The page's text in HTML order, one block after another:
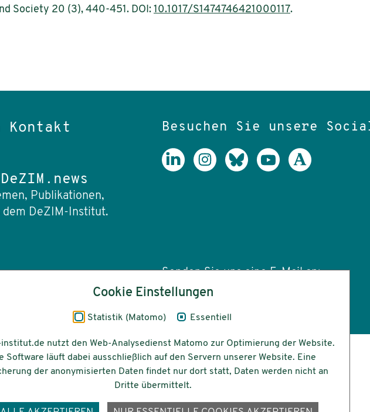
Society 20 (3), 440-451. DOI: 10.1017/S1474746421000117.
Publikationen,
dem DeZIM-Institut.
Besuchen Sie unsere
Senden Sie uns eine E-Mail an:
info(at)dezim-institut.de
Barrierefreiheit Gefördert vom
Cookie Einstellungen
Statistik (Matomo) Essentiell
nutzt den Web-Analysedienst Matomo zur Optimierung der Website.
Software läuft dabei ausschließlich auf den Servern unserer Website. Eine
der anonymisierten Daten findet nur dort statt, Daten werden nicht an
Dritte übermittelt.